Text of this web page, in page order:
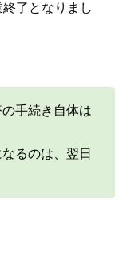
了となりまし
手続き自体は
るのは、翌日